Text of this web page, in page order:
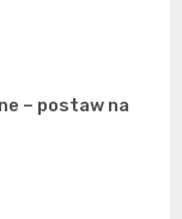
– postaw na